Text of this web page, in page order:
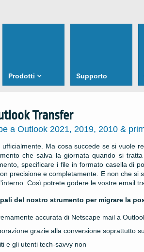
Prodotti Supporto
Transfer
a Outlook 2021, 2019, 2010 &
Ma cosa succede se si vuole
che salva la giornata quando si
specificare i file in formato casella di
precisione e completamente. E non che
Così potrete godere le vostre email
del nostro strumento per migrare la
accurata di Netscapemail a
grazie alla conversione soprattutto
e gli utenti tech-savvy non